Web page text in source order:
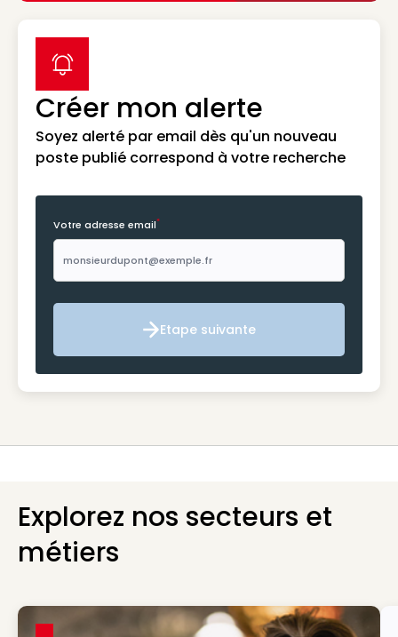
Créer mon alerte
Soyez alerté par email dès qu'un nouveau
poste publié correspond à votre recherche
label icon
Votre adresse email*
Etape suivante
Etape suivante
Explorez nos secteurs et
métiers